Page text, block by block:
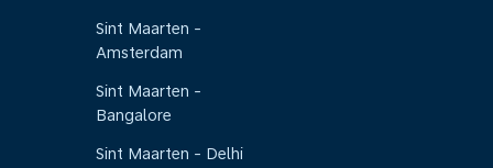
Sint Maarten -
Amsterdam
Sint Maarten -
Bangalore
Sint Maarten - Delhi